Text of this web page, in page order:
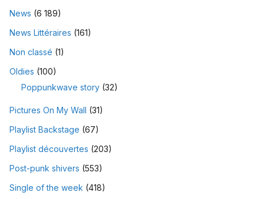
News (6 189)
News Littéraires (161)
Non classé (1)
Oldies (100)
Poppunkwave story (32)
Pictures On My Wall (31)
Playlist Backstage (67)
Playlist découvertes (203)
Post-punk shivers (553)
Single of the week (418)